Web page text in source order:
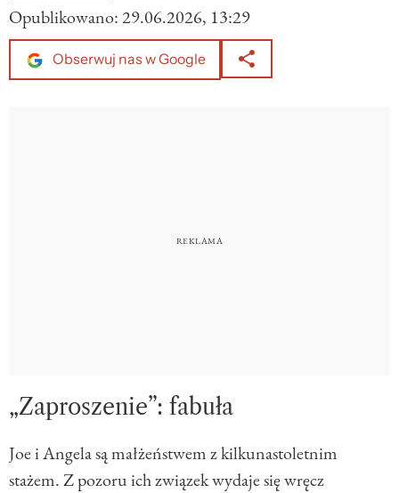
Opublikowano:29.06.2026, 13:29
Obserwuj nas w Google
„Zaproszenie”: fabuła
Joe i Angela są małżeństwem z kilkunastoletnim
stażem. Z pozoru ich związek wydaje się wręcz